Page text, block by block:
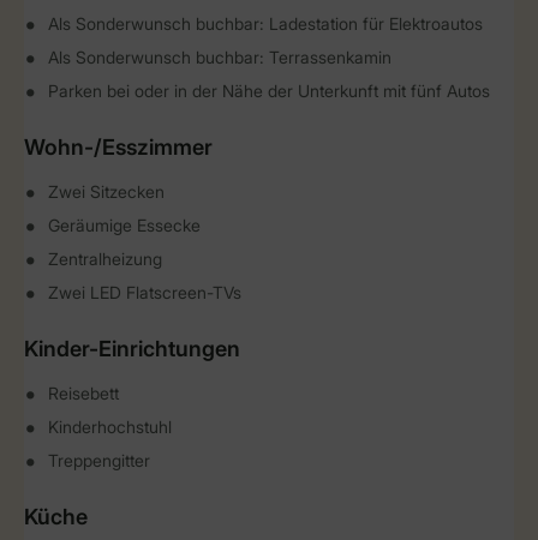
Als Sonderwunsch buchbar: Ladestation für Elektroautos
Als Sonderwunsch buchbar: Terrassenkamin
Parken bei oder in der Nähe der Unterkunft mit fünf Autos
Wohn-/Esszimmer
Zwei Sitzecken
Geräumige Essecke
Zentralheizung
Zwei LED Flatscreen-TVs
Kinder-Einrichtungen
Reisebett
Kinderhochstuhl
Treppengitter
Küche